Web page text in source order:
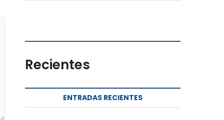
Recientes
ENTRADAS RECIENTES